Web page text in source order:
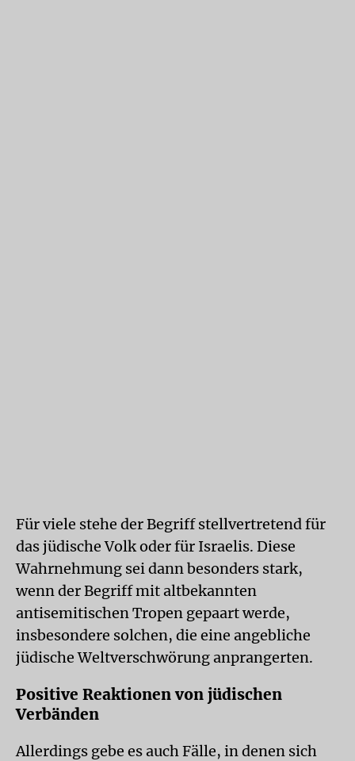
Für viele stehe der Begriff stellvertretend für
das jüdische Volk oder für Israelis. Diese
Wahrnehmung sei dann besonders stark,
wenn der Begriff mit altbekannten
antisemitischen Tropen gepaart werde,
insbesondere solchen, die eine angebliche
jüdische Weltverschwörung anprangerten.
Positive Reaktionen von jüdischen
Verbänden
Allerdings gebe es auch Fälle, in denen sich